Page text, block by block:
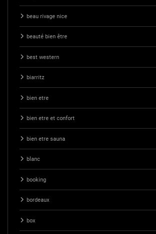
beau rivage nice
beauté bien être
best western
biarritz
bien etre
bien etre et confort
bien etre sauna
blanc
booking
bordeaux
box